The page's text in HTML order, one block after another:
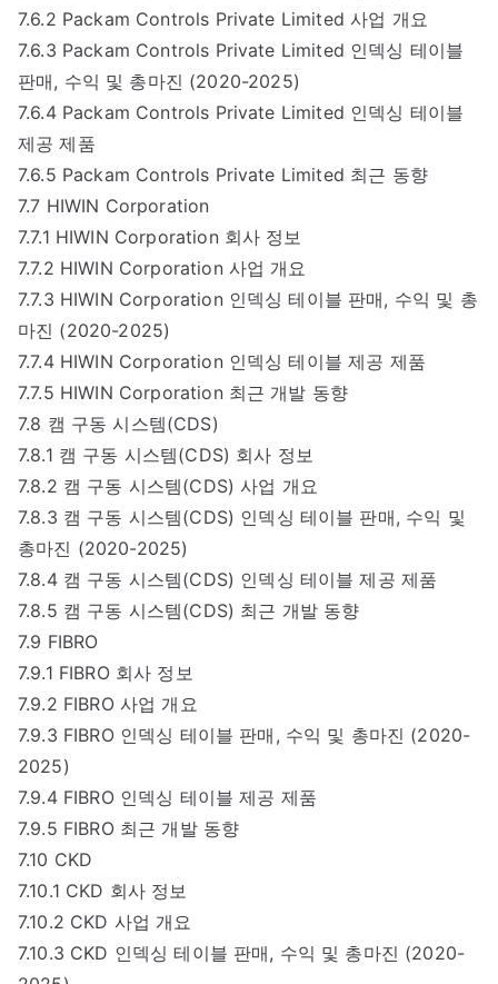
7.6.2 Packam Controls Private Limited 사업 개요
7.6.3 Packam Controls Private Limited 인덱싱 테이블
판매, 수익 및 총마진 (2020-2025)
7.6.4 Packam Controls Private Limited 인덱싱 테이블
제공 제품
7.6.5 Packam Controls Private Limited 최근 동향
7.7 HIWIN Corporation
7.7.1 HIWIN Corporation 회사 정보
7.7.2 HIWIN Corporation 사업 개요
7.7.3 HIWIN Corporation 인덱싱 테이블 판매, 수익 및 총
마진 (2020-2025)
7.7.4 HIWIN Corporation 인덱싱 테이블 제공 제품
7.7.5 HIWIN Corporation 최근 개발 동향
7.8 캠 구동 시스템(CDS)
7.8.1 캠 구동 시스템(CDS) 회사 정보
7.8.2 캠 구동 시스템(CDS) 사업 개요
7.8.3 캠 구동 시스템(CDS) 인덱싱 테이블 판매, 수익 및
총마진 (2020-2025)
7.8.4 캠 구동 시스템(CDS) 인덱싱 테이블 제공 제품
7.8.5 캠 구동 시스템(CDS) 최근 개발 동향
7.9 FIBRO
7.9.1 FIBRO 회사 정보
7.9.2 FIBRO 사업 개요
7.9.3 FIBRO 인덱싱 테이블 판매, 수익 및 총마진 (2020-
2025)
7.9.4 FIBRO 인덱싱 테이블 제공 제품
7.9.5 FIBRO 최근 개발 동향
7.10 CKD
7.10.1 CKD 회사 정보
7.10.2 CKD 사업 개요
7.10.3 CKD 인덱싱 테이블 판매, 수익 및 총마진 (2020-